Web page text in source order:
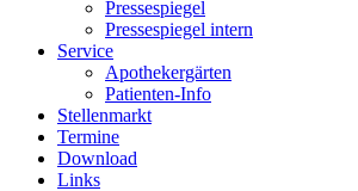
Pressespiegel
Pressespiegel intern
Service
Apothekergärten
Patienten-Info
Stellenmarkt
Termine
Download
Links